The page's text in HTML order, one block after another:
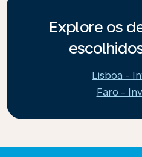
Explore os
Lisboa -
Faro -